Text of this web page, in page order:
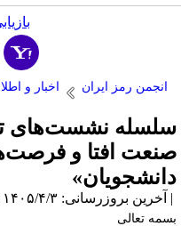
انجمن رمز ایران اخبار و
نشست‌های
افتا و
بروزرسانی: ۱۴۰۵/۴/۳ |
تعالی